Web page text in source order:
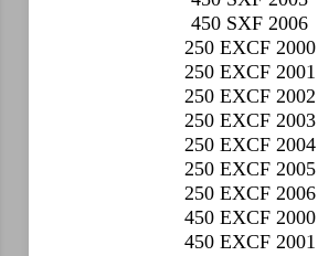
450 SXF 2006
250 EXCF 2000
250 EXCF 2001
250 EXCF 2002
250 EXCF 2003
250 EXCF 2004
250 EXCF 2005
250 EXCF 2006
450 EXCF 2000
450 EXCF 2001